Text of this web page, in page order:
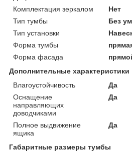
Комплектация зеркалом
Нет
Тип тумбы
Без
Тип установки
Форма тумбы
Форма фасада
Дополнительные характеристики
Влагоустойчивость
Да
Оснащение
направляющих
доводчиками
Да
Полное выдвижение
ящика
Да
Габаритные размеры тумбы